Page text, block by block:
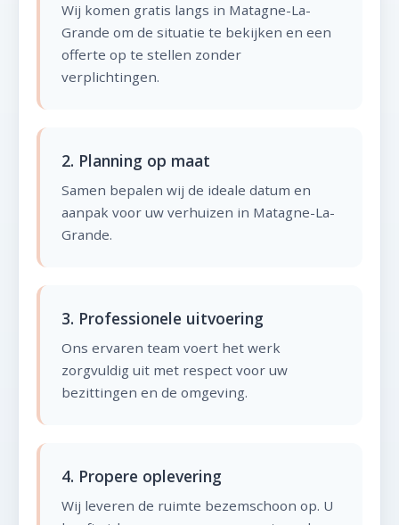
Wij komen gratis langs in Matagne-La-
Grande om de situatie te bekijken en een
offerte op te stellen zonder
verplichtingen.
2. Planning op maat
Samen bepalen wij de ideale datum en
aanpak voor uw verhuizen in Matagne-La-
Grande.
3. Professionele uitvoering
Ons ervaren team voert het werk
zorgvuldig uit met respect voor uw
bezittingen en de omgeving.
4. Propere oplevering
Wij leveren de ruimte bezemschoon op. U